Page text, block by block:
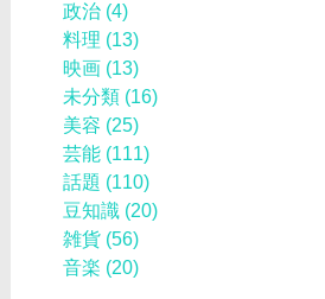
政治 (4)
料理 (13)
映画 (13)
未分類 (16)
美容 (25)
芸能 (111)
話題 (110)
豆知識 (20)
雑貨 (56)
音楽 (20)